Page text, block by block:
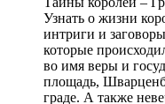
Узнать о жизни
интриги и
которые
во имя веры и
площадь,
граде. А также